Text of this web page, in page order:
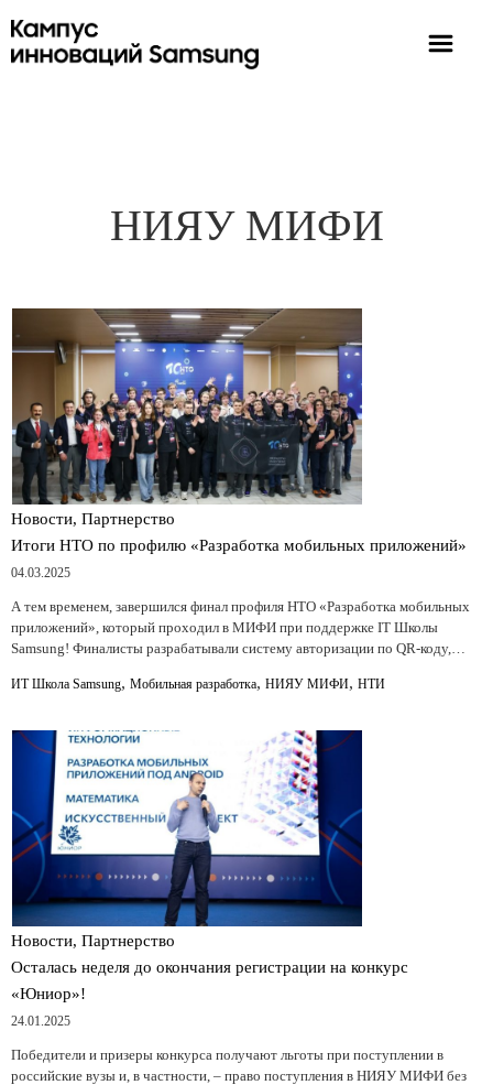
НИЯУ МИФИ
Новости, Партнерство
Итоги НТО по профилю «Разработка мобильных приложений»
04.03.2025
А тем временем, завершился финал профиля НТО «Разработка мобильных
приложений», который проходил в МИФИ при поддержке IT Школы
Samsung! Финалисты разрабатывали систему авторизации по QR-коду,…
ИТ Школа Samsung, Мобильная разработка, НИЯУ МИФИ, НТИ
Новости, Партнерство
Осталась неделя до окончания регистрации на конкурс
«Юниор»!
24.01.2025
Победители и призеры конкурса получают льготы при поступлении в
российские вузы и, в частности, – право поступления в НИЯУ МИФИ без